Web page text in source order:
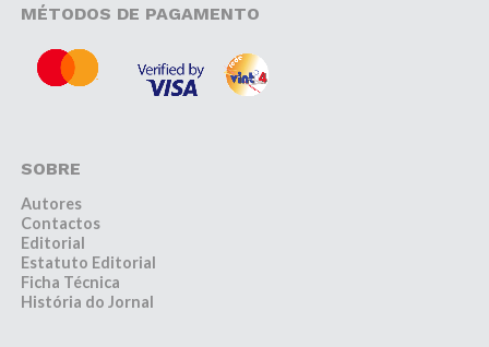
MÉTODOS DE PAGAMENTO
SOBRE
Autores
Contactos
Editorial
Estatuto Editorial
Ficha Técnica
História do Jornal